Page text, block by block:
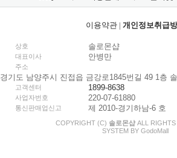
이용약관| 개인정보취급
상호 솔로몬샵
대표이사 안병만
주소
경기도 남양주시 진접읍 금강로1845번길 49 1층
고객센터 1899-8638
사업자번호 220-07-61880
통신판매업신고 제 2010-경기하남-6 호
COPYRIGHT (C) 솔로몬샵 ALL RIGHTS
SYSTEM BY GodoMall